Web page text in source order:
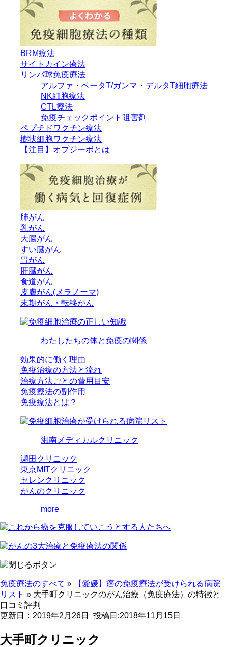
BRM療法
サイトカイン療法
リンパ球免疫療法
アルファ・ベータT/ガンマ・デルタT細胞療法
NK細胞療法
CTL療法
免疫チェックポイント阻害剤
ペプチドワクチン療法
樹状細胞ワクチン療法
【注目】オプジーボとは
肺がん
乳がん
大腸がん
すい臓がん
胃がん
肝臓がん
食道がん
皮膚がん(メラノーマ)
末期がん・転移がん
わたしたちの体と免疫の関係
効果的に働く理由
免疫治療の方法と流れ
治療方法ごとの費用目安
免疫療法の副作用
免疫療法とは？
湘南メディカルクリニック
瀬田クリニック
東京MITクリニック
セレンクリニック
がんのクリニック
more
免疫療法のすべて »
【愛媛】癌の免疫療法が受けられる病院
リスト » 大手町クリニックのがん治療（免疫療法）の特徴と
口コミ評判
更新日：2019年2月26日
投稿日:2018年11月15日
大手町クリニック